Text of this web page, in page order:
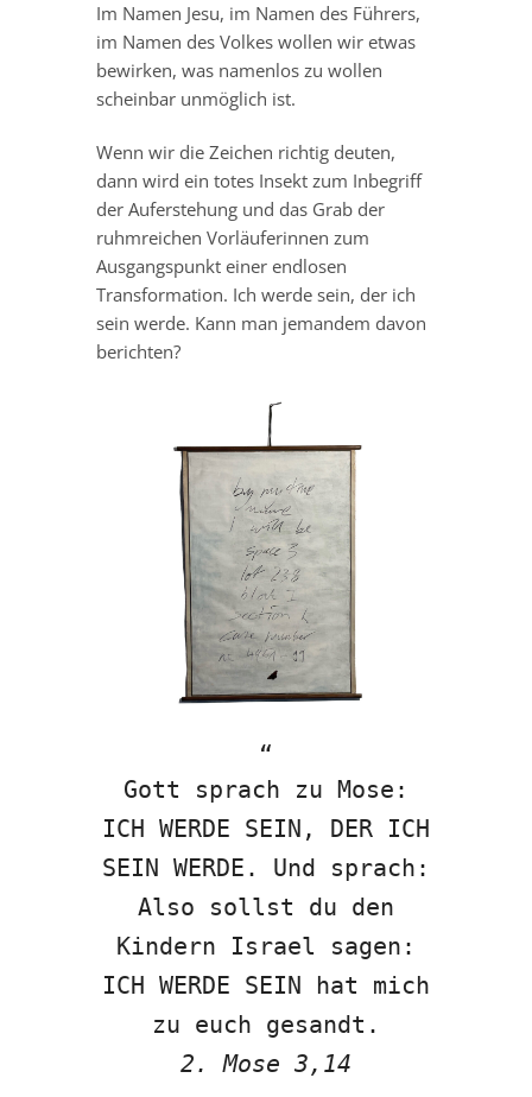
Im Namen Jesu, im Namen des Führers,
im Namen des Volkes wollen wir etwas
bewirken, was namenlos zu wollen
scheinbar unmöglich ist.
Wenn wir die Zeichen richtig deuten,
dann wird ein totes Insekt zum Inbegriff
der Auferstehung und das Grab der
ruhmreichen Vorläuferinnen zum
Ausgangspunkt einer endlosen
Transformation. Ich werde sein, der ich
sein werde. Kann man jemandem davon
berichten?
Gott sprach zu Mose:
ICH WERDE SEIN, DER ICH
SEIN WERDE. Und sprach:
Also sollst du den
Kindern Israel sagen:
ICH WERDE SEIN hat mich
zu euch gesandt.
2. Mose 3,14